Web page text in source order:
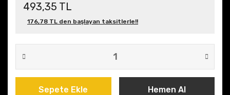
493,35 TL
176,78 TL den başlayan taksitlerle!!
Sepete Ekle Hemen Al